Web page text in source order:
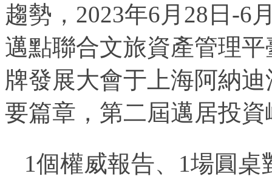
趨勢，2023年6月28日-6
邁點聯合文旅資產管理
牌發展大會于上海阿納
要篇章，第二屆邁居投
1個權威報告、1場圓